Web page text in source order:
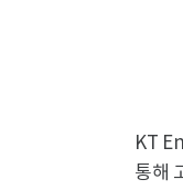
KT
통해